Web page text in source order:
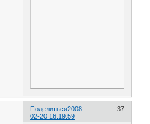
Поделиться 37
2008-
02-20 16:19:59